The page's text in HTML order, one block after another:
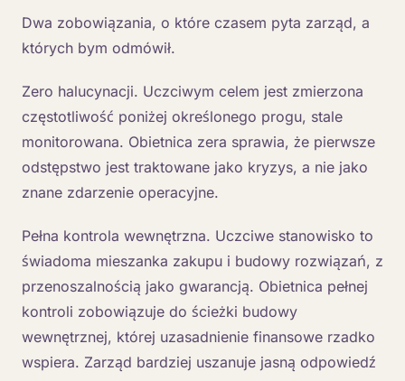
Dwa zobowiązania, o które czasem pyta zarząd, a
których bym odmówił.
Zero halucynacji. Uczciwym celem jest zmierzona
częstotliwość poniżej określonego progu, stale
monitorowana. Obietnica zera sprawia, że pierwsze
odstępstwo jest traktowane jako kryzys, a nie jako
znane zdarzenie operacyjne.
Pełna kontrola wewnętrzna. Uczciwe stanowisko to
świadoma mieszanka zakupu i budowy rozwiązań, z
przenoszalnością jako gwarancją. Obietnica pełnej
kontroli zobowiązuje do ścieżki budowy
wewnętrznej, której uzasadnienie finansowe rzadko
wspiera. Zarząd bardziej uszanuje jasną odpowiedź